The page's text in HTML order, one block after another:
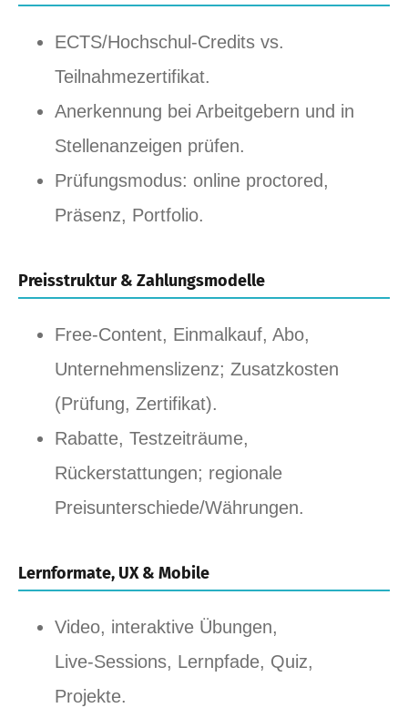
ECTS/Hochschul‑Credits vs.
Teilnahmezertifikat.
Anerkennung bei Arbeitgebern und in
Stellenanzeigen prüfen.
Prüfungsmodus: online proctored,
Präsenz, Portfolio.
Preisstruktur & Zahlungsmodelle
Free‑Content, Einmalkauf, Abo,
Unternehmenslizenz; Zusatzkosten
(Prüfung, Zertifikat).
Rabatte, Testzeiträume,
Rückerstattungen; regionale
Preisunterschiede/Währungen.
Lernformate, UX & Mobile
Video, interaktive Übungen,
Live‑Sessions, Lernpfade, Quiz,
Projekte.